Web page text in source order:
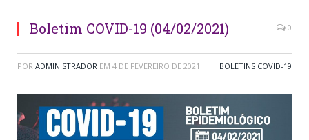
Boletim COVID-19 (04/02/2021) 0
POR ADMINISTRADOR EM 4 DE FEVEREIRO DE 2021 BOLETINS COVID-19